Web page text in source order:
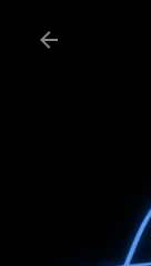
Ir al